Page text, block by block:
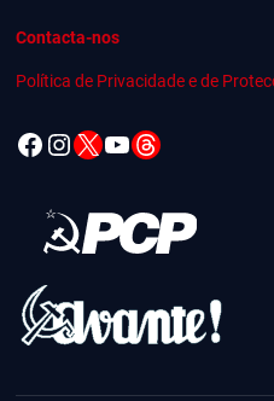
Contacta-nos
Política de Privacidade e de
Facebook
Instagram
X YouTube
Threads